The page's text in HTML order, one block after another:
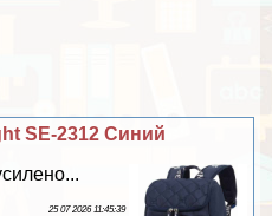
SE-2312 Синий
25 07 2026 11:45:39